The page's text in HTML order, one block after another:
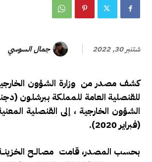
شتنبر 30, 2022 جمال السوسي
كشف مصدر من وزارة الشؤون الخارجية
(فبراير 2020).
بحسب المصدر، قامت مصالــح الخزينــة